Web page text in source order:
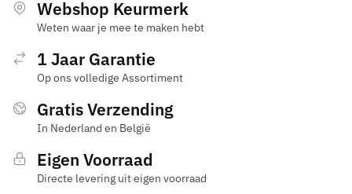
Webshop Keurmerk
Weten waar je mee te maken hebt
1 Jaar Garantie
Op ons volledige Assortiment
Gratis Verzending
In Nederland en België
Eigen Voorraad
Directe levering uit eigen voorraad